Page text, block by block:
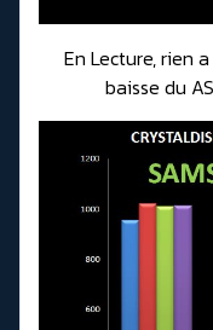
En Lecture, rien
baisse du